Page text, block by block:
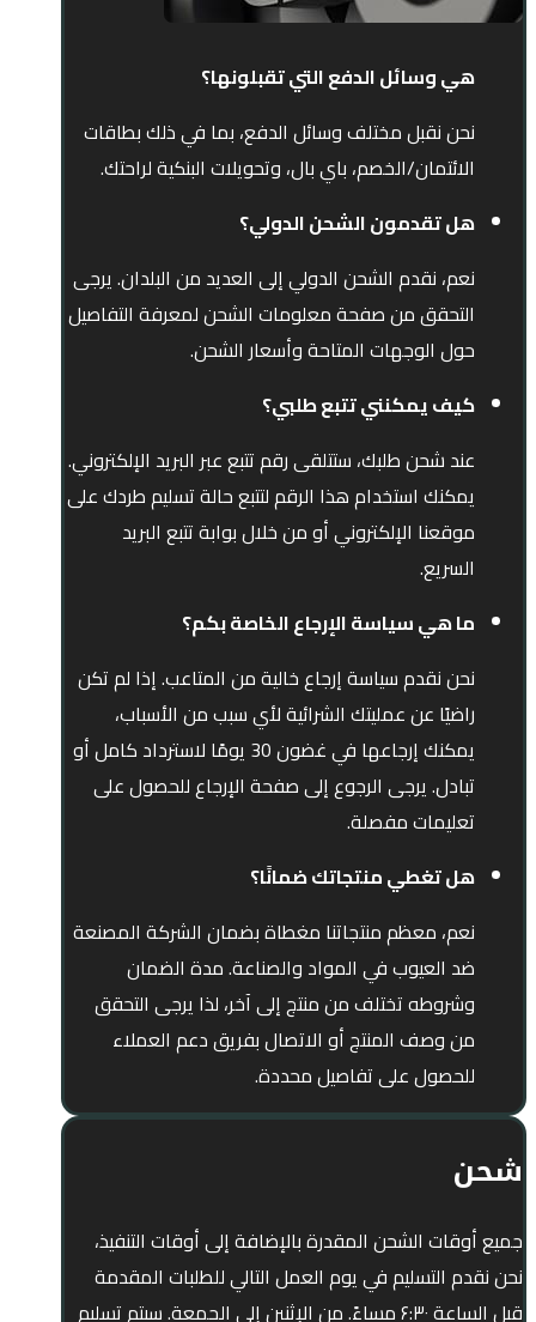
هي وسائل الدفع التي تقبلونها؟
نحن نقبل مختلف وسائل الدفع، بما في ذلك بطاقات
الائتمان/الخصم، باي بال، وتحويلات البنكية لراحتك.
هل تقدمون الشحن الدولي؟
نعم، نقدم الشحن الدولي إلى العديد من البلدان. يرجى
التحقق من صفحة معلومات الشحن لمعرفة التفاصيل
حول الوجهات المتاحة وأسعار الشحن.
كيف يمكنني تتبع طلبي؟
عند شحن طلبك، ستتلقى رقم تتبع عبر البريد الإلكتروني.
يمكنك استخدام هذا الرقم لتتبع حالة تسليم طردك على
موقعنا الإلكتروني أو من خلال بوابة تتبع البريد
السريع.
ما هي سياسة الإرجاع الخاصة بكم؟
نحن نقدم سياسة إرجاع خالية من المتاعب. إذا لم تكن
راضيًا عن عمليتك الشرائية لأي سبب من الأسباب،
يمكنك إرجاعها في غضون 30 يومًا لاسترداد كامل أو
تبادل. يرجى الرجوع إلى صفحة الإرجاع للحصول على
تعليمات مفصلة.
هل تغطي منتجاتك ضمانًا؟
نعم، معظم منتجاتنا مغطاة بضمان الشركة المصنعة
ضد العيوب في المواد والصناعة. مدة الضمان
وشروطه تختلف من منتج إلى آخر، لذا يرجى التحقق
من وصف المنتج أو الاتصال بفريق دعم العملاء
للحصول على تفاصيل محددة.
شحن
جميع أوقات الشحن المقدرة بالإضافة إلى أوقات التنفيذ،
نحن نقدم التسليم في يوم العمل التالي للطلبات المقدمة
قبل الساعة ۶:۳۰ مساءً. من الإثنين إلى الجمعة. سيتم تسليم